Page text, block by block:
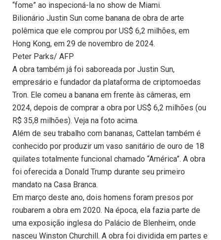
“fome” ao inspecioná-la no show de Miami.
Bilionário Justin Sun come banana de obra de arte
polêmica que ele comprou por US$ 6,2 milhões, em
Hong Kong, em 29 de novembro de 2024.
Peter Parks/ AFP
A obra também já foi saboreada por Justin Sun,
empresário e fundador da plataforma de criptomoedas
Tron. Ele comeu a banana em frente às câmeras, em
2024, depois de comprar a obra por US$ 6,2 milhões (ou
R$ 35,8 milhões). Veja na foto acima.
Além de seu trabalho com bananas, Cattelan também é
conhecido por produzir um vaso sanitário de ouro de 18
quilates totalmente funcional chamado “América”. A obra
foi oferecida a Donald Trump durante seu primeiro
mandato na Casa Branca.
Em março deste ano, dois homens foram presos por
roubarem a obra em 2020. Na época, ela fazia parte de
uma exposição inglesa do Palácio de Blenheim, onde
nasceu Winston Churchill. A obra foi dividida em partes e